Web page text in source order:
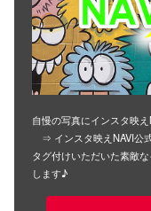
自慢の写真にインスタ映
⇒ インスタ映えNAVI公
タグ付けいただいた素敵
します♪